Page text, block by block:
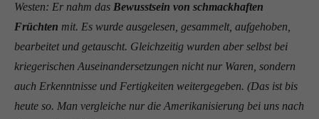
Westen: Er nahm das Bewusstsein von schmackhaften
Früchten mit. Es wurde ausgelesen, gesammelt, aufgehoben,
bearbeitet und getauscht. Gleichzeitig wurden aber selbst bei
kriegerischen Auseinandersetzungen nicht nur Waren, sondern
auch Erkenntnisse und Fertigkeiten weitergegeben. (Das ist bis
heute so. Man vergleiche nur die Amerikanisierung bei uns nach